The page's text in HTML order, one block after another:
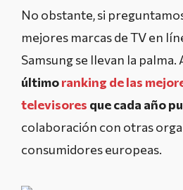
No obstante, si
mejores marcas de TV en
Samsung se llevan la palma.
últimoranking de las
televisores que cada año
colaboración con otras
consumidores europeas.